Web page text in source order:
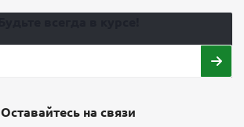
Оставайтесь на связи